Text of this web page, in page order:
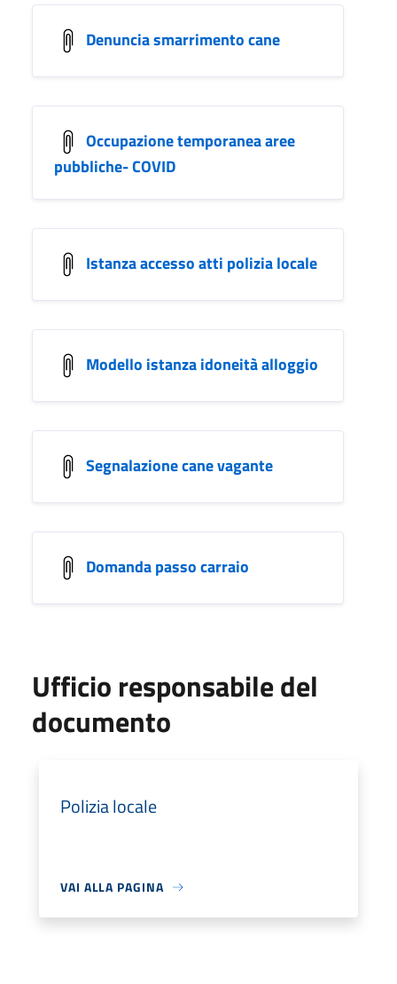
Denuncia smarrimento cane
Occupazione temporanea aree
pubbliche- COVID
Istanza accesso atti polizia locale
Modello istanza idoneità alloggio
Segnalazione cane vagante
Domanda passo carraio
Ufficio responsabile del
documento
Polizia locale
VAI ALLA PAGINA